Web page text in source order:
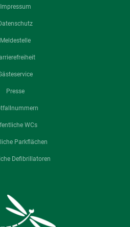
Impressum
Meldestelle
Presse
WCs
Parkflächen
Defibrillatoren